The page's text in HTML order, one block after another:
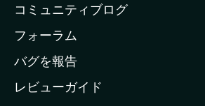
ー
ジ
へ
コミュニティブログ
フォーラム
バグを報告
レビューガイド